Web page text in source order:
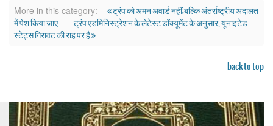
More in this category:
« ट्रंप को अमन अवार्ड नहीं;बल्कि अंतर्राष्ट्रीय अदालत
में पेश किया जाए
ट्रंप एडमिनिस्ट्रेशन के लेटेस्ट डॉक्यूमेंट के अनुसार, यूनाइटेड
स्टेट्स गिरावट की राह पर है »
back to top